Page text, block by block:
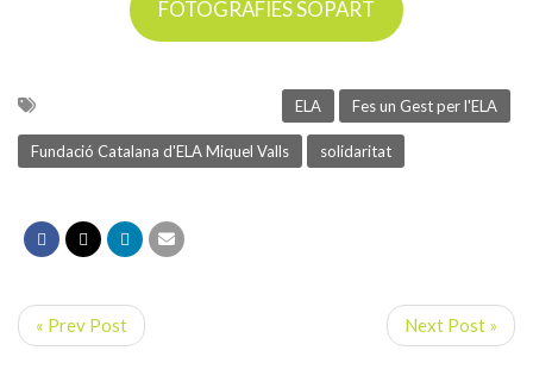
FOTOGRAFIES SOPART
ELA Fes un Gest per l'ELA
Fundació Catalana d'ELA Miquel Valls solidaritat
« Prev Post Next Post »